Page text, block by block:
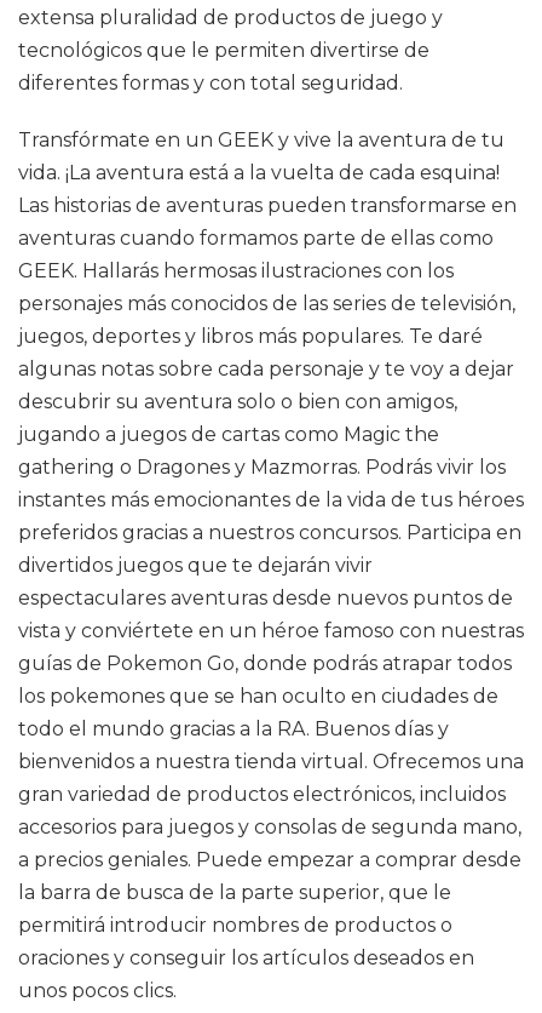
extensa pluralidad de productos de juego y
tecnológicos que le permiten divertirse de
diferentes formas y con total seguridad.
Transfórmate en un GEEK y vive la aventura de tu
vida. ¡La aventura está a la vuelta de cada esquina!
Las historias de aventuras pueden transformarse en
aventuras cuando formamos parte de ellas como
GEEK. Hallarás hermosas ilustraciones con los
personajes más conocidos de las series de televisión,
juegos, deportes y libros más populares. Te daré
algunas notas sobre cada personaje y te voy a dejar
descubrir su aventura solo o bien con amigos,
jugando a juegos de cartas como Magic the
gathering o Dragones y Mazmorras. Podrás vivir los
instantes más emocionantes de la vida de tus héroes
preferidos gracias a nuestros concursos. Participa en
divertidos juegos que te dejarán vivir
espectaculares aventuras desde nuevos puntos de
vista y conviértete en un héroe famoso con nuestras
guías de Pokemon Go, donde podrás atrapar todos
los pokemones que se han oculto en ciudades de
todo el mundo gracias a la RA. Buenos días y
bienvenidos a nuestra tienda virtual. Ofrecemos una
gran variedad de productos electrónicos, incluidos
accesorios para juegos y consolas de segunda mano,
a precios geniales. Puede empezar a comprar desde
la barra de busca de la parte superior, que le
permitirá introducir nombres de productos o
oraciones y conseguir los artículos deseados en
unos pocos clics.